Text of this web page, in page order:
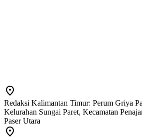
Redaksi Kalimantan Timur: Perum Griya
Kelurahan Sungai Paret, Kecamatan
Paser Utara